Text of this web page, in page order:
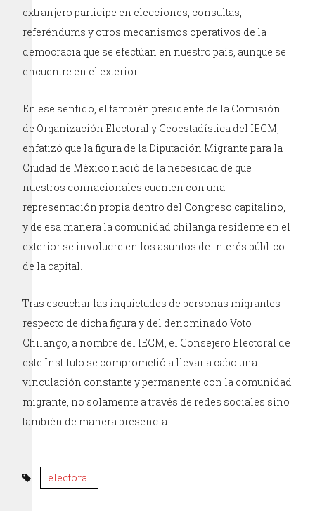
extranjero participe en elecciones, consultas,
referéndums y otros mecanismos operativos de la
democracia que se efectúan en nuestro país, aunque se
encuentre en el exterior.
En ese sentido, el también presidente de la Comisión
de Organización Electoral y Geoestadística del IECM,
enfatizó que la figura de la Diputación Migrante para la
Ciudad de México nació de la necesidad de que
nuestros connacionales cuenten con una
representación propia dentro del Congreso capitalino,
y de esa manera la comunidad chilanga residente en el
exterior se involucre en los asuntos de interés público
de la capital.
Tras escuchar las inquietudes de personas migrantes
respecto de dicha figura y del denominado Voto
Chilango, a nombre del IECM, el Consejero Electoral de
este Instituto se comprometió a llevar a cabo una
vinculación constante y permanente con la comunidad
migrante, no solamente a través de redes sociales sino
también de manera presencial.
electoral